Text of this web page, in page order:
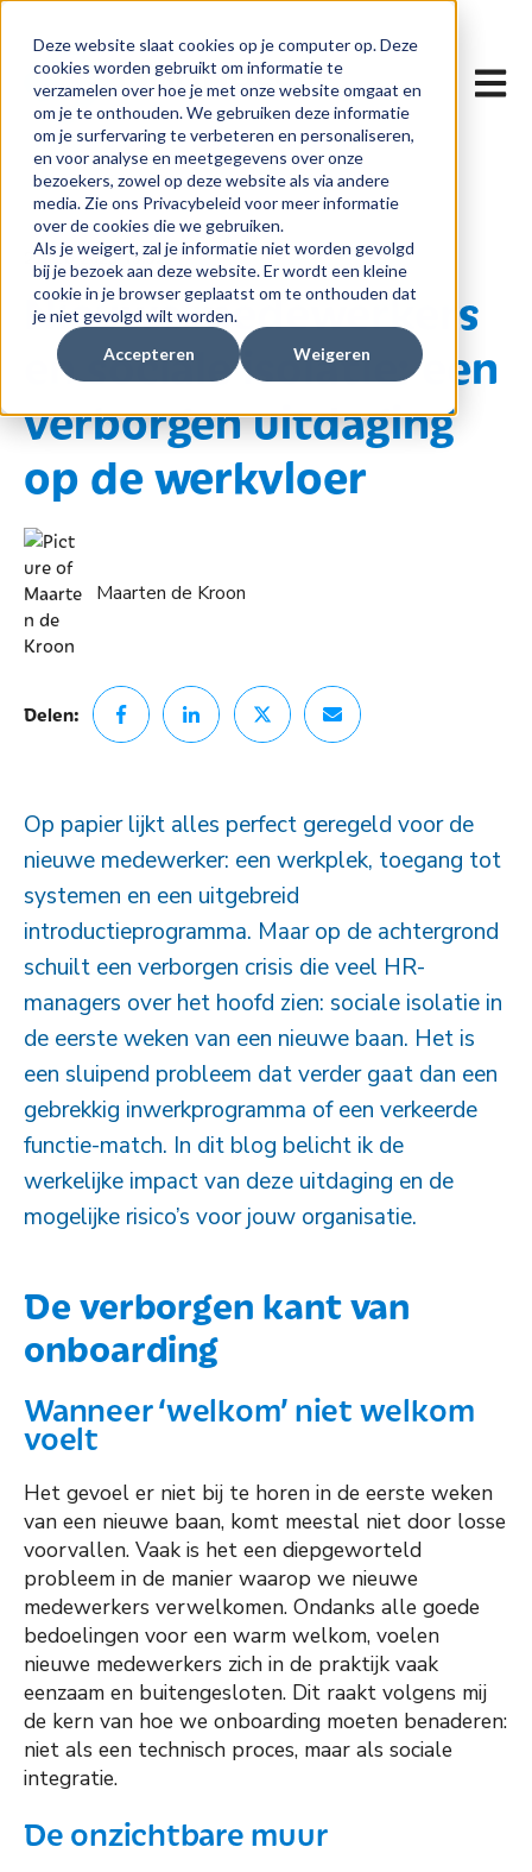
Deze website slaat cookies op je computer op. Deze
cookies worden gebruikt om informatie te
verzamelen over hoe je met onze website omgaat en
om je te onthouden. We gebruiken deze informatie
om je surfervaring te verbeteren en personaliseren,
en voor analyse en meetgegevens over onze
bezoekers, zowel op deze website als via andere
media. Zie ons Privacybeleid voor meer informatie
over de cookies die we gebruiken.
Als je weigert, zal je informatie niet worden gevolgd
bij je bezoek aan deze website. Er wordt een kleine
cookie in je browser geplaatst om te onthouden dat
je niet gevolgd wilt worden.
Accepteren
Weigeren
21 feb 2025 13:32
Nieuwe medewerkers
en sociale isolatie: een
verborgen uitdaging
op de werkvloer
Maarten de Kroon
Delen:
Op papier lijkt alles perfect geregeld voor de
nieuwe medewerker: een werkplek, toegang tot
systemen en een uitgebreid
introductieprogramma. Maar op de achtergrond
schuilt een verborgen crisis die veel HR-
managers over het hoofd zien: sociale isolatie in
de eerste weken van een nieuwe baan. Het is
een sluipend probleem dat verder gaat dan een
gebrekkig inwerkprogramma of een verkeerde
functie-match. In dit blog belicht ik de
werkelijke impact van deze uitdaging en de
mogelijke risico’s voor jouw organisatie.
De verborgen kant van
onboarding
Wanneer ‘welkom’ niet welkom
voelt
Het gevoel er niet bij te horen in de eerste weken
van een nieuwe baan, komt meestal niet door losse
voorvallen. Vaak is het een diepgeworteld
probleem in de manier waarop we nieuwe
medewerkers verwelkomen. Ondanks alle goede
bedoelingen voor een warm welkom, voelen
nieuwe medewerkers zich in de praktijk vaak
eenzaam en buitengesloten. Dit raakt volgens mij
de kern van hoe we onboarding moeten benaderen:
niet als een technisch proces, maar als sociale
integratie.
De onzichtbare muur